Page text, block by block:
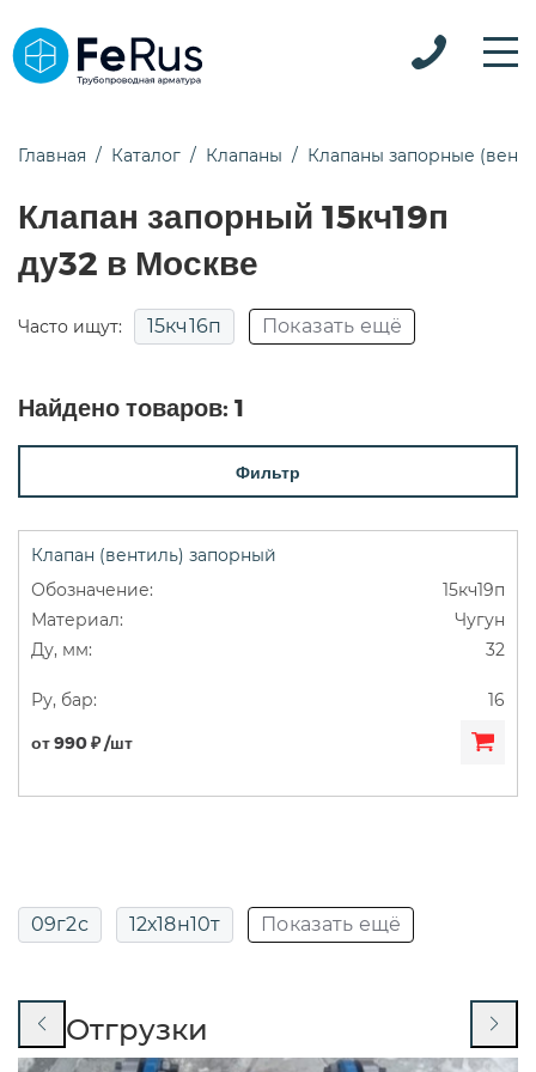
Главная Каталог Клапаны Клапаны запорные
Клапан запорный 15кч19п
ду32 в Москве
Часто ищут: 15кч16п Показать ещё
15нж65нж 15с18п
15с65нж 15с65нж ду50
15с65п 15с68нж pn25 Для воды
ДУ50
Фланцевые
Найдено товаров: 1
Фильтр
Клапан (вентиль) запорный
15кч19п
Чугун
32
16
от 990 ₽ /шт
09г2с 12х18н10т Показать ещё
14нж19п 14нж19ст
Отгрузки